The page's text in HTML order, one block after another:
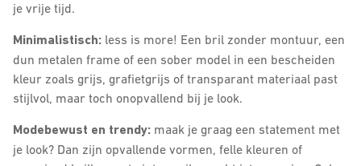
je vrije tijd.
Minimalistisch: less is more! Een bril zonder montuur, een
dun metalen frame of een sober model in een bescheiden
kleur zoals grijs, grafietgrijs of transparant materiaal past
stijlvol, maar toch onopvallend bij je look.
Modebewust en trendy: maak je graag een statement met
je look? Dan zijn opvallende vormen, felle kleuren of